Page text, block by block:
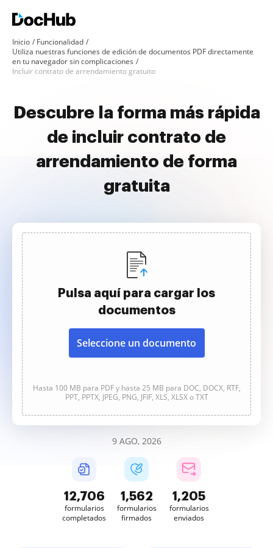
Inicio
Funcionalidad
Utiliza nuestras funciones de edición de documentos PDF directamente
en tu navegador sin complicaciones
Incluir contrato de arrendamiento gratuito
Descubre la forma más rápida
de incluir contrato de
arrendamiento de forma
gratuita
Pulsa aquí para cargar los
documentos
Seleccione un documento
Hasta 100 MB para PDF y hasta 25 MB para DOC, DOCX, RTF,
PPT, PPTX, JPEG, PNG, JFIF, XLS, XLSX o TXT
9 AGO, 2026
12,707
formularios
completados
1,562
formularios
firmados
1,205
formularios
enviados